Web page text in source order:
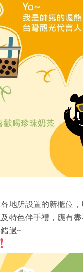
地所設置的新櫃位
特色伴手禮，應有
過~